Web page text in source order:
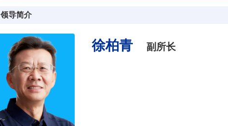
领导简介
徐柏青 副所长